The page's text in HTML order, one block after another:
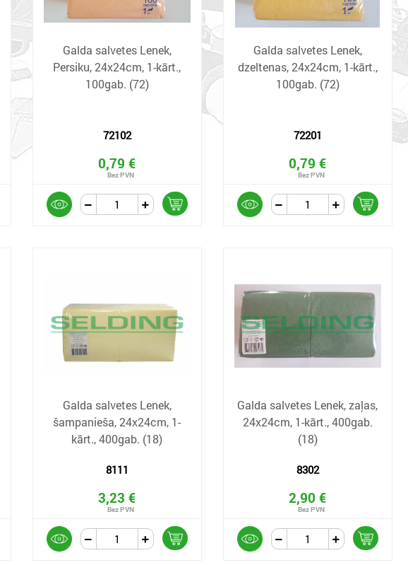
Galda salvetes Lenek,
Persiku, 24x24cm, 1-kārt.,
100gab. (72)
72102
0,79 €
Galda salvetes Lenek,
dzeltenas, 24x24cm, 1-kārt.,
100gab. (72)
72201
0,79 €
Galda salvetes Lenek,
šampanieša, 24x24cm, 1-
kārt., 400gab. (18)
8111
3,23 €
Galda salvetes Lenek, zaļas,
24x24cm, 1-kārt., 400gab.
(18)
8302
2,90 €